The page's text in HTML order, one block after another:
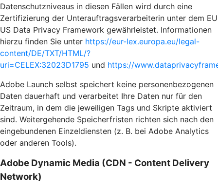
Datenschutzniveaus in diesen Fällen wird durch eine
Zertifizierung der Unterauftragsverarbeiterin unter dem EU
US Data Privacy Framework gewährleistet. Informationen
hierzu finden Sie unter https://eur-lex.europa.eu/legal-
content/DE/TXT/HTML/?
uri=CELEX:32023D1795 und https://
Adobe Launch selbst speichert keine personenbezogenen
Daten dauerhaft und verarbeitet Ihre Daten nur für den
Zeitraum, in dem die jeweiligen Tags und Skripte aktiviert
sind. Weitergehende Speicherfristen richten sich nach den
eingebundenen Einzeldiensten (z. B. bei Adobe Analytics
oder anderen Tools).
Adobe Dynamic Media (CDN - Content Delivery
Network)